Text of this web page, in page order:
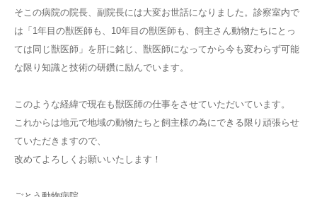
そこの病院の院長、副院長には大変お世話になりました。診察室内で
は「1年目の獣医師も、10年目の獣医師も、飼主さん動物たちにとっ
ては同じ獣医師」を肝に銘じ、獣医師になってから今も変わらず可能
な限り知識と技術の研鑽に励んでいます。
このような経緯で現在も獣医師の仕事をさせていただいています。
これからは地元で地域の動物たちと飼主様の為にできる限り頑張らせ
ていただきますので、
改めてよろしくお願いいたします！